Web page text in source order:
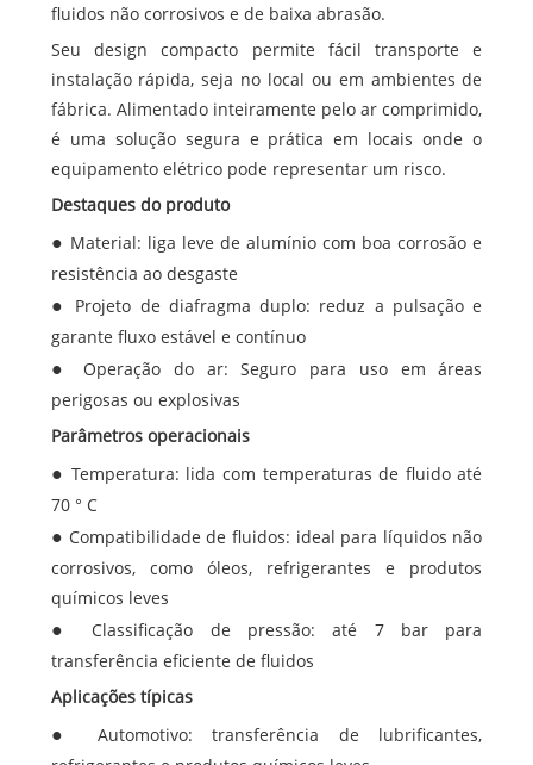
fluidos não corrosivos e de baixa abrasão.
Seu design compacto permite fácil transporte e
instalação rápida, seja no local ou em ambientes de
fábrica. Alimentado inteiramente pelo ar comprimido,
é uma solução segura e prática em locais onde o
equipamento elétrico pode representar um risco.
Destaques do produto
Material: liga leve de alumínio com boa corrosão e
resistência ao desgaste
Projeto de diafragma duplo: reduz a pulsação e
garante fluxo estável e contínuo
Operação do ar: Seguro para uso em áreas
perigosas ou explosivas
Parâmetros operacionais
Temperatura: lida com temperaturas de fluido até
70 ° C
Compatibilidade de fluidos: ideal para líquidos não
corrosivos, como óleos, refrigerantes e produtos
químicos leves
Classificação de pressão: até 7 bar para
transferência eficiente de fluidos
Aplicações típicas
Automotivo: transferência de lubrificantes,